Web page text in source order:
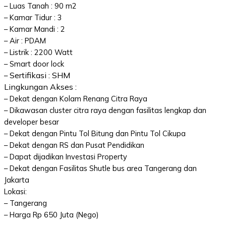
– Luas Tanah : 90 m2
– Kamar Tidur : 3
– Kamar Mandi : 2
– Air : PDAM
– Listrik : 2200 Watt
– Smart door lock
–Sertifikasi : SHM
Lingkungan Akses :
– Dekat dengan Kolam Renang Citra Raya
– Dikawasan cluster citra raya dengan fasilitas lengkap dan
developer besar
– Dekat dengan Pintu Tol Bitung dan Pintu Tol Cikupa
– Dekat dengan RS dan Pusat Pendidikan
– Dapat dijadikan Investasi Property
– Dekat dengan Fasilitas Shutle bus area Tangerang dan
Jakarta
Lokasi:
– Tangerang
– Harga Rp 650 Juta (Nego)